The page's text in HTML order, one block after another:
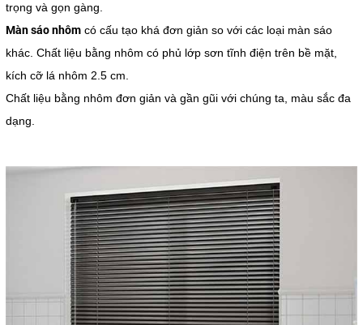
trọng và gọn gàng.
Màn sáo nhômcó cấu tạo khá đơn giản so với các loại màn sáo
khác. Chất liệu bằng nhôm có phủ lớp sơn tĩnh điện trên bề mặt,
kích cỡ lá nhôm 2.5 cm.
Chất liệu bằng nhôm đơn giản và gần gũi với chúng ta, màu sắc đa
dạng.